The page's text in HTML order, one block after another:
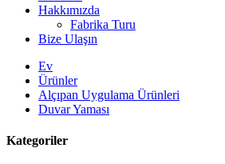
Hakkımızda
Fabrika Turu
Bize Ulaşın
Ev
Ürünler
Alçıpan Uygulama Ürünleri
Duvar Yaması
Kategoriler